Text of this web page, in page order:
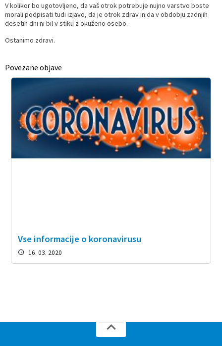
V kolikor bo ugotovljeno, da vaš otrok potrebuje nujno varstvo boste
morali podpisati tudi izjavo, da je otrok zdrav in da v obdobju zadnjih
desetih dni ni bil v stiku z okuženo osebo.
Ostanimo zdravi.
Povezane objave
Vse informacije o koronavirusu
16. 03. 2020